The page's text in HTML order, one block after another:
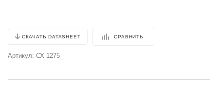
СКАЧАТЬ DATASHEET СРАВНИТЬ
Артикул: СХ 1275